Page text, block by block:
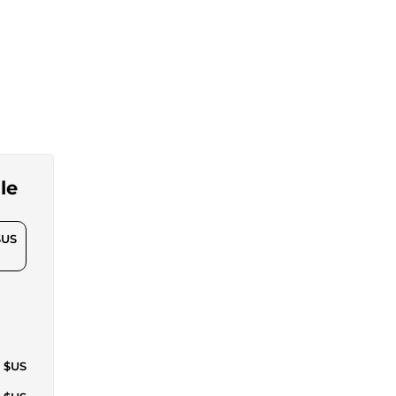
$US